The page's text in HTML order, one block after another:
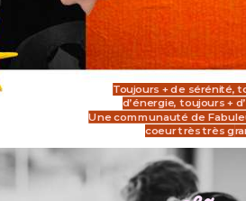
Toujours + de sérénité,
d’énergie, toujours +
Une communauté de
coeur très très g